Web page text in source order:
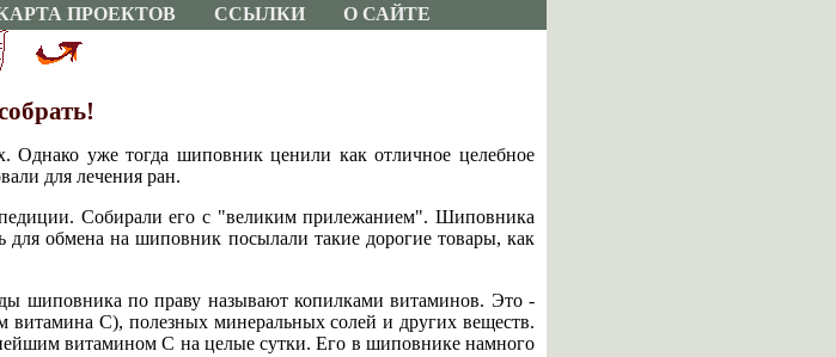
ПРОЕКТОВ ССЫЛКИ О САЙТЕ
Однако уже тогда шиповник ценили как отличное целебное
для лечения ран.
Собирали его с "великим прилежанием". Шиповника
для обмена на шиповник посылали такие дорогие товары, как
шиповника по праву называют копилками витаминов. Это -
C), полезных минеральных солей и других веществ.
витамином C на целые сутки. Его в шиповнике намного